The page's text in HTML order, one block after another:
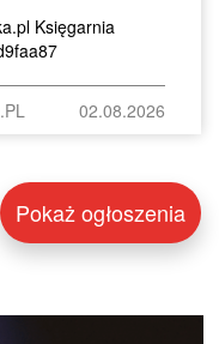
Księgarnia
02.08.2026
Pokaż ogłoszenia